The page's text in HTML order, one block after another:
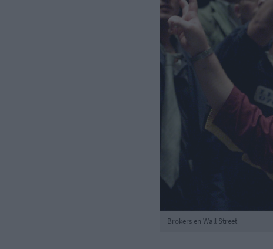
Brokers en Wall Street